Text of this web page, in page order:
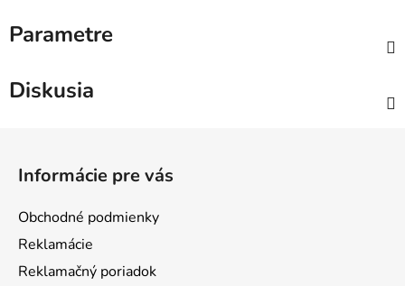
Parametre
Diskusia
Informácie pre vás
Obchodné podmienky
Reklamácie
Reklamačný poriadok